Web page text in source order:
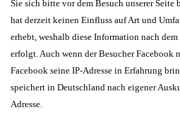
Sie sich bitte vor dem Besuch unserer Seite
hat derzeit keinen Einfluss auf Art und
erhebt, weshalb diese Information nach
erfolgt. Auch wenn der Besucher Facebook
Facebook seine IP-Adresse in Erfahrung
speichert in Deutschland nach eigener
Adresse.